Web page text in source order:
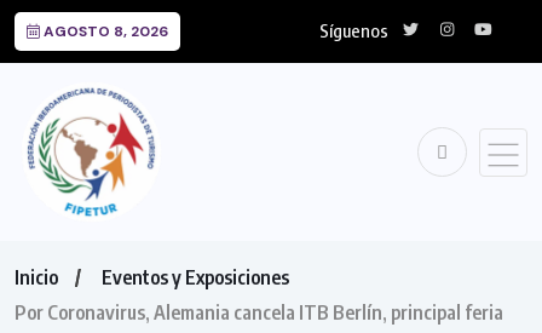
AGOSTO 8, 2026 Síguenos
Inicio
Eventos y Exposiciones
Por Coronavirus, Alemania cancela ITB Berlín, principal feria